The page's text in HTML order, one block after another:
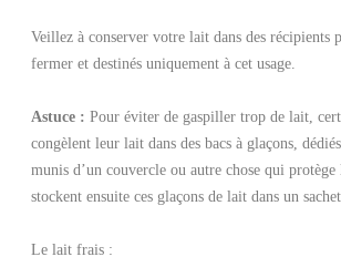
Veillez à conserver votre lait dans des récipients
fermer et destinés uniquement à cet usage.
Astuce : Pour éviter de gaspiller trop de lait,
congèlent leur lait dans des bacs à glaçons,
munis d’un couvercle ou autre chose qui
stockent ensuite ces glaçons de lait dans un
Le lait frais :